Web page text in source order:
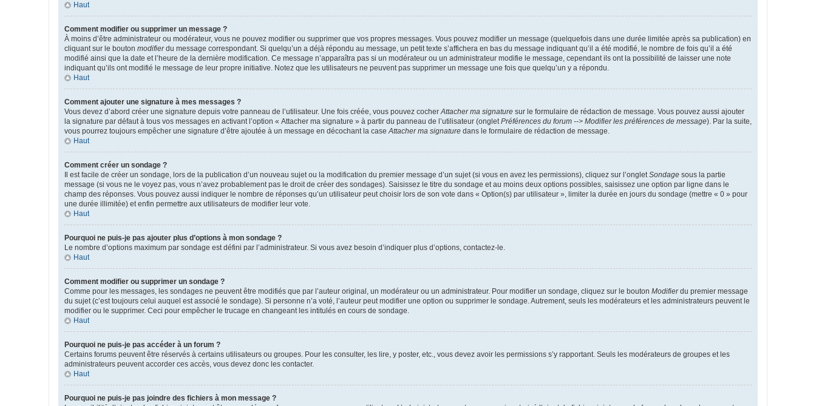
Haut
Comment modifier ou supprimer un message ?
À moins d’être administrateur ou modérateur, vous ne pouvez modifier ou supprimer que vos propres messages. Vous pouvez modifier un message (quelquefois dans une durée limitée après sa publication) en
cliquant sur le bouton modifierdu message correspondant. Si quelqu’un a déjà répondu au message, un petit texte s’affichera en bas du message indiquant qu’il a été modifié, le nombre de fois qu’il a été
modifié ainsi que la date et l’heure de la dernière modification. Ce message n’apparaîtra pas si un modérateur ou un administrateur modifie le message, cependant ils ont la possibilité de laisser une note
indiquant qu’ils ont modifié le message de leur propre initiative. Notez que les utilisateurs ne peuvent pas supprimer un message une fois que quelqu’un y a répondu.
Haut
Comment ajouter une signature à mes messages ?
Vous devez d’abord créer une signature depuis votre panneau de l’utilisateur. Une fois créée, vous pouvez cocherAttacher ma signature sur le formulaire de rédaction de message. Vous pouvez aussi ajouter
la signature par défaut à tous vos messages en activant l’option « Attacher ma signature » à partir du panneau de l’utilisateur (ongletPréférences du forum --> Modifier les préférences de message). Par la suite,
vous pourrez toujours empêcher une signature d’être ajoutée à un message en décochant la caseAttacher ma signature dans le formulaire de rédaction de message.
Haut
Comment créer un sondage ?
Il est facile de créer un sondage, lors de la publication d’un nouveau sujet ou la modification du premier message d’un sujet (si vous en avez les permissions), cliquez sur l’ongletSondage sous la partie
message (si vous ne le voyez pas, vous n’avez probablement pas le droit de créer des sondages). Saisissez le titre du sondage et au moins deux options possibles, saisissez une option par ligne dans le
champ des réponses. Vous pouvez aussi indiquer le nombre de réponses qu’un utilisateur peut choisir lors de son vote dans « Option(s) par utilisateur », limiter la durée en jours du sondage (mettre « 0 » pour
une durée illimitée) et enfin permettre aux utilisateurs de modifier leur vote.
Haut
Pourquoi ne puis-je pas ajouter plus d’options à mon sondage ?
Le nombre d’options maximum par sondage est défini par l’administrateur. Si vous avez besoin d’indiquer plus d’options, contactez-le.
Haut
Comment modifier ou supprimer un sondage ?
Comme pour les messages, les sondages ne peuvent être modifiés que par l’auteur original, un modérateur ou un administrateur. Pour modifier un sondage, cliquez sur le bouton Modifierdu premier message
du sujet (c’est toujours celui auquel est associé le sondage). Si personne n’a voté, l’auteur peut modifier une option ou supprimer le sondage. Autrement, seuls les modérateurs et les administrateurs peuvent le
modifier ou le supprimer. Ceci pour empêcher le trucage en changeant les intitulés en cours de sondage.
Haut
Pourquoi ne puis-je pas accéder à un forum ?
Certains forums peuvent être réservés à certains utilisateurs ou groupes. Pour les consulter, les lire, y poster, etc., vous devez avoir les permissions s’y rapportant. Seuls les modérateurs de groupes et les
administrateurs peuvent accorder ces accès, vous devez donc les contacter.
Haut
Pourquoi ne puis-je pas joindre des fichiers à mon message ?